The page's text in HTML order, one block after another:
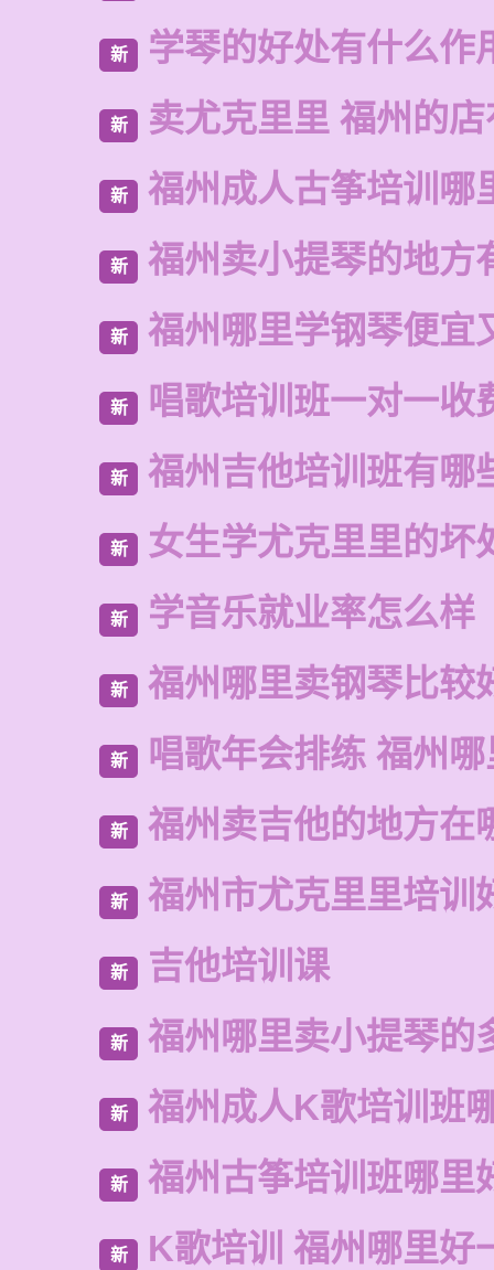
新 学琴的好处有什么作
新 卖尤克里里 福州的
新 福州成人古筝培训哪
新 福州卖小提琴的地方
新 福州哪里学钢琴便宜
新 唱歌培训班一对一收
新 福州吉他培训班有哪
新 女生学尤克里里的坏
新 学音乐就业率怎么样
新 福州哪里卖钢琴比较
新 唱歌年会排练 福州
新 福州卖吉他的地方在
新 福州市尤克里里培训
新 吉他培训课
新 福州哪里卖小提琴的
新 福州成人K歌培训班
新 福州古筝培训班哪里
新 K歌培训 福州哪里好